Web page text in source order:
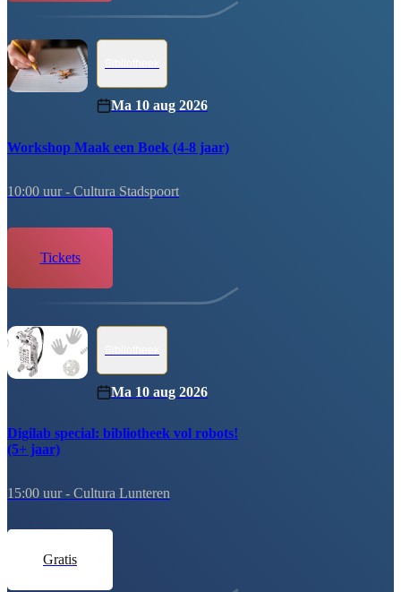
Ma 10 aug 2026
Workshop Maak een Boek (4-8 jaar)
10:00 uur - Cultura Stadspoort
tickets
Ma 10 aug 2026
Digilab special: bibliotheek vol robots!
(5+ jaar)
15:00 uur - Cultura Lunteren
gratis